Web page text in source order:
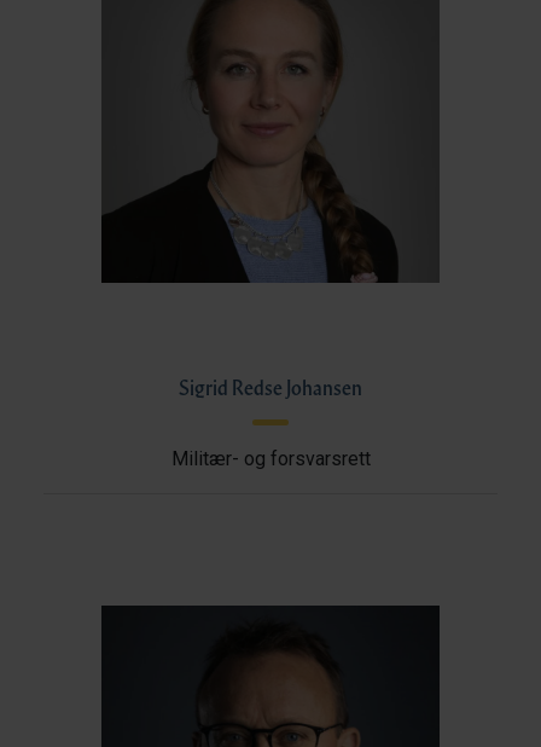
Sigrid Redse Johansen
Militær- og forsvarsrett